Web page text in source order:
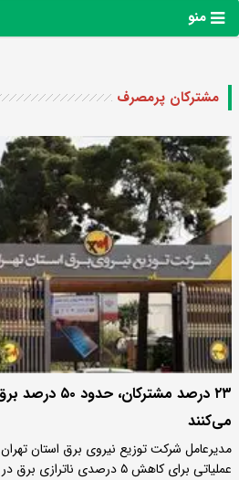
منو
مشترکان پرمصرف
۲۳ درصد
می‌کنند
مدیرعامل شرکت توزیع نیروی برق استان
عملیاتی برای کاهش ۵ درصدی ناترازی برق در اوج بار…